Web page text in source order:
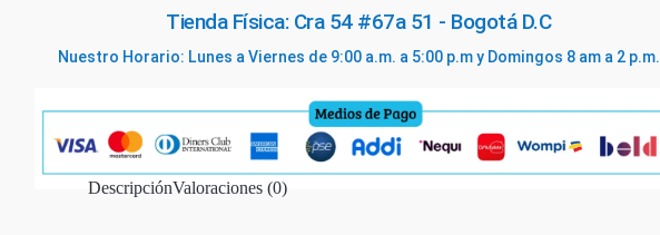
Tienda Física: Cra 54 #67a 51 - Bogotá D.C
Nuestro Horario: Lunes a Viernes de 9:00 a.m. a 5:00 p.m y Domingos 8 am a 2 p.m.
DescripciónValoraciones (0)